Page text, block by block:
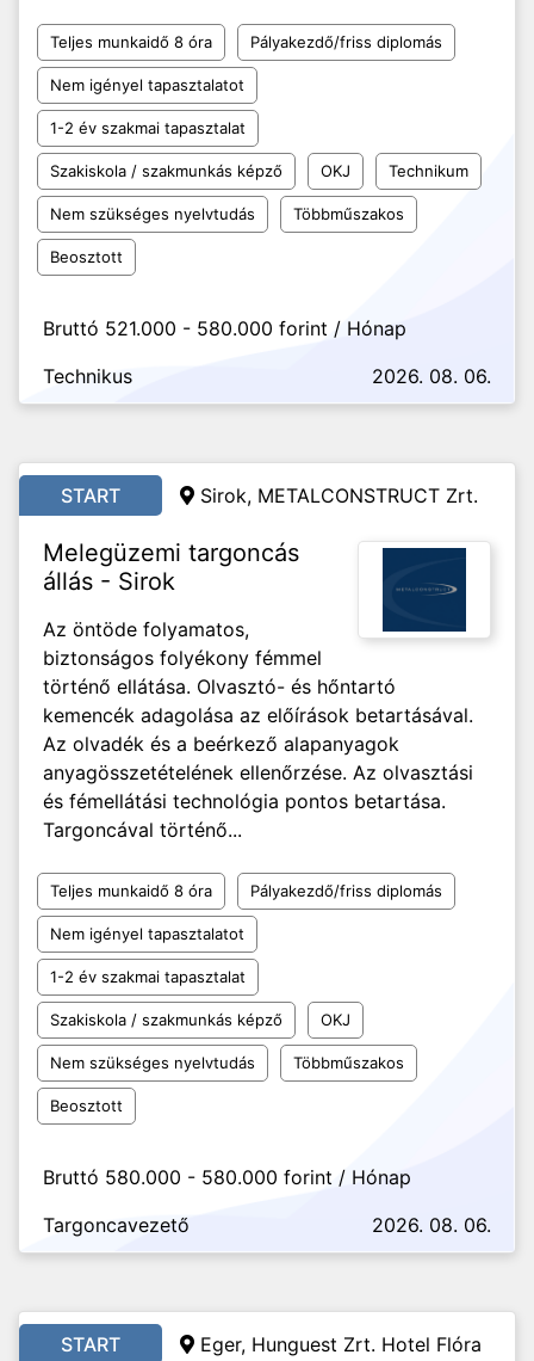
Teljes munkaidő 8 óra Pályakezdő/friss diplomás
Nem igényel tapasztalatot
1-2 év szakmai tapasztalat
Szakiskola / szakmunkás képző OKJ Technikum
Nem szükséges nyelvtudás Többműszakos
Beosztott
Bruttó 521.000 - 580.000 forint / Hónap
Technikus
2026. 08. 06.
START Sirok, METALCONSTRUCT Zrt.
Melegüzemi targoncás
állás - Sirok
Az öntöde folyamatos,
biztonságos folyékony fémmel
történő ellátása. Olvasztó- és hőntartó
kemencék adagolása az előírások betartásával.
Az olvadék és a beérkező alapanyagok
anyagösszetételének ellenőrzése. Az olvasztási
és fémellátási technológia pontos betartása.
Targoncával történő...
Teljes munkaidő 8 óra Pályakezdő/friss diplomás
Nem igényel tapasztalatot
1-2 év szakmai tapasztalat
Szakiskola / szakmunkás képző OKJ
Nem szükséges nyelvtudás Többműszakos
Beosztott
Bruttó 580.000 - 580.000 forint / Hónap
Targoncavezető
2026. 08. 06.
START
Eger, Hunguest Zrt. Hotel Flóra